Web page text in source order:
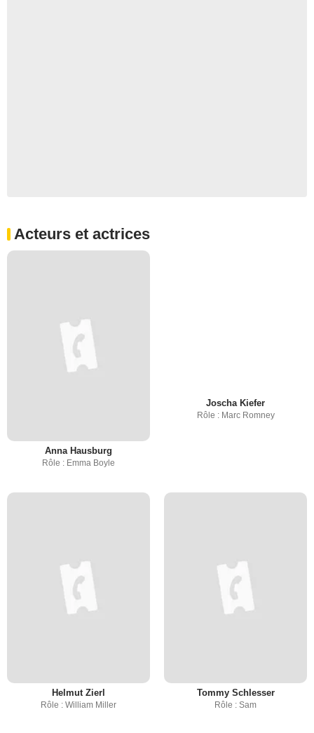
Acteurs et actrices
Anna Hausburg
Rôle : Emma Boyle
Joscha Kiefer
Rôle : Marc Romney
Helmut Zierl
Rôle : William Miller
Tommy Schlesser
Rôle : Sam